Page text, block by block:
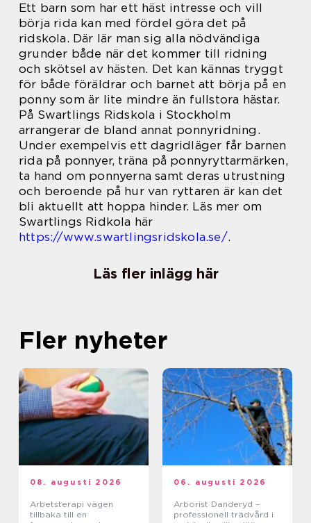
Ett barn som har ett häst intresse och vill
börja rida kan med fördel göra det på
ridskola. Där lär man sig alla nödvändiga
grunder både när det kommer till ridning
och skötsel av hästen. Det kan kännas tryggt
för både föräldrar och barnet att börja på en
ponny som är lite mindre än fullstora hästar.
På Swartlings Ridskola i Stockholm
arrangerar de bland annat ponnyridning.
Under exempelvis ett dagridläger får barnen
rida på ponnyer, träna på ponnyryttarmärken,
ta hand om ponnyerna samt deras utrustning
och beroende på hur van ryttaren är kan det
bli aktuellt att hoppa hinder. Läs mer om
Swartlings Ridkola här
https://www.swartlingsridskola.se/.
Läs fler inlägg här
Fler nyheter
08. augusti 2026
Arbetsterapi vägen
tillbaka till en
06. augusti 2026
Arborist Danderyd –
professionell trädvård i